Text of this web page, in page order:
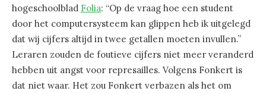
hogeschoolblad Folia: “Op de vraag hoe een student
door het computersysteem kan glippen heb ik uitgelegd
dat wij cijfers altijd in twee getallen moeten invullen.”
Leraren zouden de foutieve cijfers niet meer veranderd
hebben uit angst voor represailles. Volgens Fonkert is
dat niet waar. Het zou Fonkert verbazen als het om